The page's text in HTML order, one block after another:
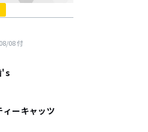
08付
's
ィーキャッツ